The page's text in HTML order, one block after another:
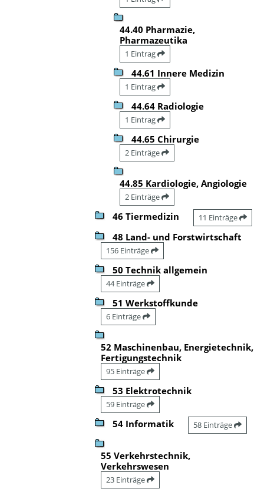
44.40 Pharmazie,
Pharmazeutika
1 Eintrag
44.61 Innere Medizin
1 Eintrag
44.64 Radiologie
1 Eintrag
44.65 Chirurgie
2 Einträge
44.85 Kardiologie, Angiologie
2 Einträge
46 Tiermedizin 11 Einträge
48 Land- und Forstwirtschaft
156 Einträge
50 Technik allgemein
44 Einträge
51 Werkstoffkunde
6 Einträge
52 Maschinenbau, Energietechnik,
Fertigungstechnik
95 Einträge
53 Elektrotechnik
59 Einträge
54 Informatik 58 Einträge
55 Verkehrstechnik,
Verkehrswesen
23 Einträge